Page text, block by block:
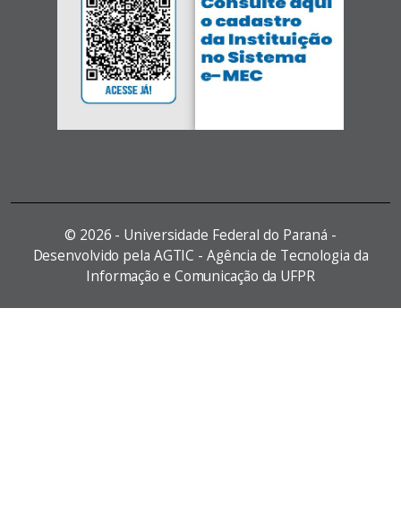
© 2026 - Universidade Federal do Paraná -
Desenvolvido pela AGTIC - Agência de Tecnologia da
Informação e Comunicação da UFPR